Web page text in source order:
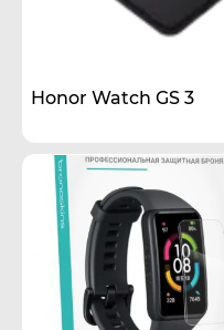
Honor Watch GS 3